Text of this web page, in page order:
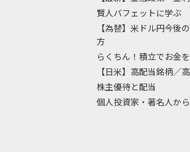
賢人バフェットに学ぶ
【為替】米ドル円今後
方
らくちん！積立でお金
【日米】高配当銘柄／
株主優待と配当
個人投資家・著名人か